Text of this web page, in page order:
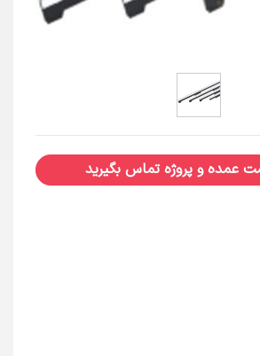
عمده و پروژه تماس بگیرید